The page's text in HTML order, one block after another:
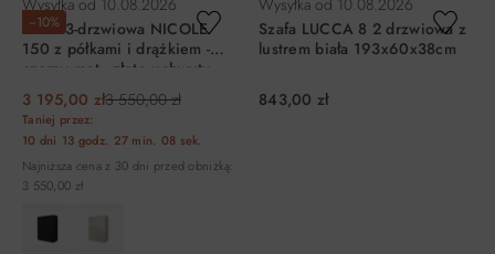
−10%
Wysyłka od 10.08.2026
Szafa 3-drzwiowa NICOLE
150 z półkami i drążkiem -
czarny mat - złote uchwyty -
cokół
3 195,00 zł3 550,00 zł
Taniej przez:
10 dni 13 godz. 27 min. 08 sek.
Najniższa cena z 30 dni przed obniżką:
3 550,00 zł
Wysyłka od 10.08.2026
Szafa LUCCA 8 2 drzwiowa z
lustrem biała 193x60x38cm
843,00 zł